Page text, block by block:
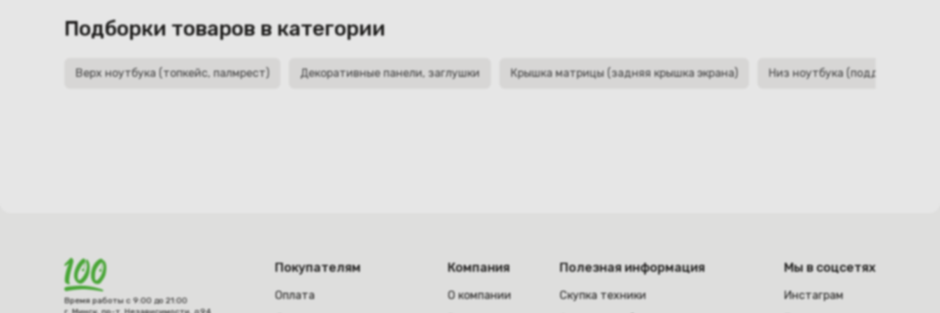
Подборки товаров в категории
Верх ноутбука (топкейс, палмрест) Декоративные панели, заглушки Крышка матрицы (задняя крышка экрана) Низ ноутбука (поддон,
Время работы с 9:00 до 21:00
Покупателям
Оплата
Компания
О компании
Полезная информация
Скупка техники
Мы в соцсетях
Инстаграм